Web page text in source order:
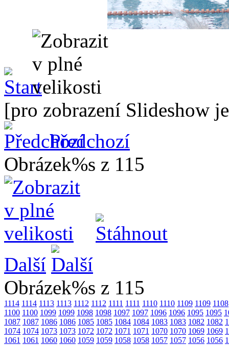
[pro zobrazení Slideshow
Předchozí
Obrázek%s z 115
Další
Obrázek%s z 115
1114 1114 1113 1113 1112 1112 1111 1111 1110 1110 1109 1109 1108
1100 1100 1099 1099 1098 1098 1097 1097 1096 1096 1095 1095
1087 1087 1086 1086 1085 1085 1084 1084 1083 1083 1082 1082
1074 1074 1073 1073 1072 1072 1071 1071 1070 1070 1069 1069
1061 1061 1060 1060 1059 1059 1058 1058 1057 1057 1056 1056